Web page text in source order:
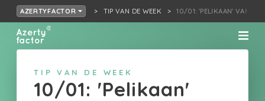
AZERTYFACTOR TIP VAN DE WEEK 10/01: 'PELIKAAN' VAN
TIP VAN DE WEEK
10/01: 'Pelikaan'